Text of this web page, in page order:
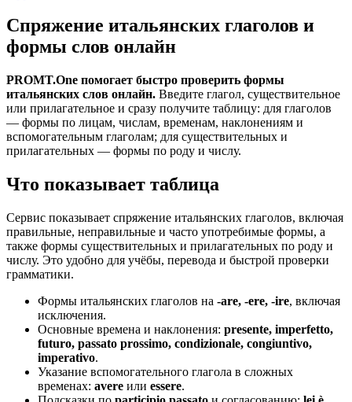
Спряжение итальянских глаголов и
формы слов онлайн
PROMT.One помогает быстро проверить формы
итальянских слов онлайн. Введите глагол, существительное
или прилагательное и сразу получите таблицу: для глаголов
— формы по лицам, числам, временам, наклонениям и
вспомогательным глаголам; для существительных и
прилагательных — формы по роду и числу.
Что показывает таблица
Сервис показывает спряжение итальянских глаголов, включая
правильные, неправильные и часто употребимые формы, а
также формы существительных и прилагательных по роду и
числу. Это удобно для учёбы, перевода и быстрой проверки
грамматики.
Формы итальянских глаголов на -are, -ere, -ire, включая
исключения.
Основные времена и наклонения: presente, imperfetto,
futuro, passato prossimo, condizionale, congiuntivo,
imperativo.
Указание вспомогательного глагола в сложных
временах: avere или essere.